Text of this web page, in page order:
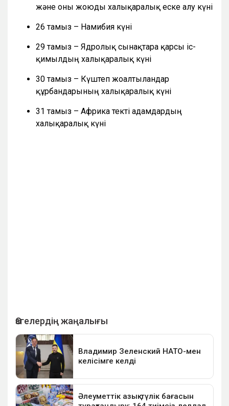
және оны жоюды халықаралық еске алу күні
26 тамыз – Намибия күні
29 тамыз – Ядролық сынақтарға қарсы іс-
қимылдың халықаралық күні
30 тамыз – Күштеп жоғалтылғандар
құрбандарының халықаралық күні
31 тамыз – Африка текті адамдардың
халықаралық күні